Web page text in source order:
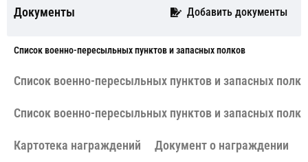
Документы Добавить документы
Cписок военно-пересыльных пунктов и запасных полков
Cписок военно-пересыльных пунктов и запасных
Cписок военно-пересыльных пунктов и запасных
Картотека награждений Документ о награждении